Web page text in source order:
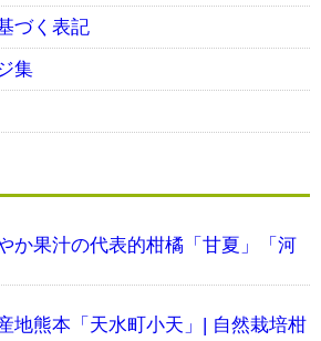
づく表記
集
か果汁の代表的柑橘「甘夏」「河
地熊本「天水町小天」| 自然栽培柑